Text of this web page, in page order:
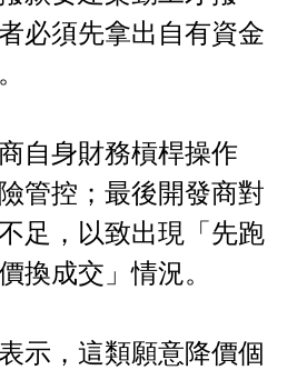
必須先拿出自有資金
自身財務槓桿操作
管控；最後開發商對
足，以致出現「先跑
換成交」情況。
示，這類願意降價個